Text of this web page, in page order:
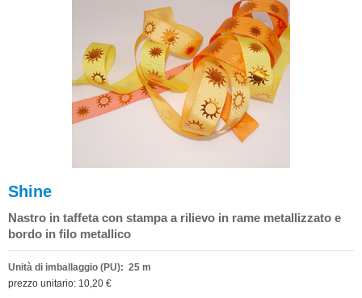
Shine
Nastro in taffeta con stampa a rilievo in rame metallizzato e
bordo in filo metallico
Unità di imballaggio (PU): 25 m
prezzo unitario: 10,20 €